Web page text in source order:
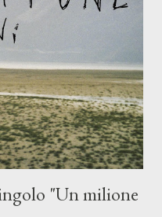
afoso che opprime,
so che ora è, che giorno
uscire come singolo una
"Un milione